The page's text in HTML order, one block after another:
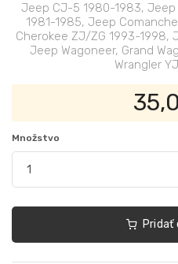
Jeep CJ-5 1980-1983,
1981-1985, Jeep
Cherokee ZJ/ZG 1993-1998,
Jeep Wagoneer, Grand
Wrangler
Množstvo
Pridať